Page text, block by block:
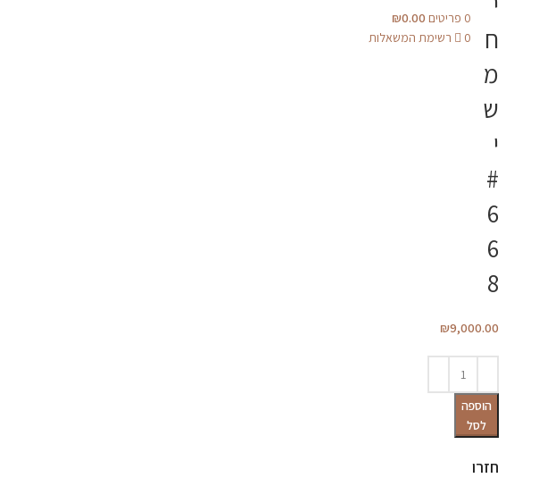
0 פריטים ₪0.00
0
רשימת המשאלות
ח
מ
ש
י
#
6
6
8
₪9,000.00
הוספה
לסל
חזרו